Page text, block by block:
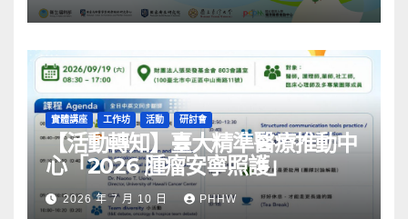
實體講座 工作坊 活動 研討會
【活動轉知】臺大精準醫療推動中
心「2026 腫瘤安寧照護」
2026 年 7 月 10 日 PHHW